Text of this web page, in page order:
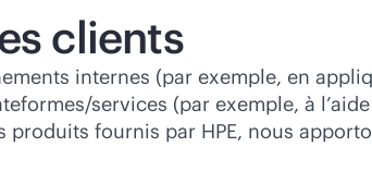
clients
internes (par exemple, en
services (par exemple, à
fournis par HPE, nous